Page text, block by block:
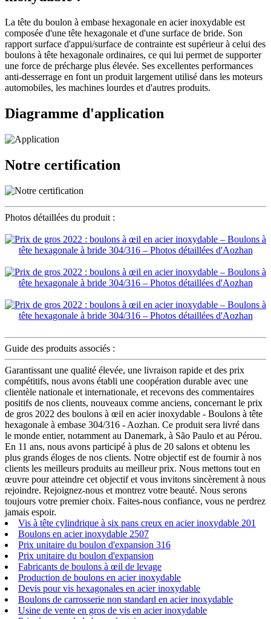
La tête du boulon à embase hexagonale en acier inoxydable est
composée d'une tête hexagonale et d'une surface de bride. Son
rapport surface d'appui/surface de contrainte est supérieur à celui des
boulons à tête hexagonale ordinaires, ce qui lui permet de supporter
une force de précharge plus élevée. Ses excellentes performances
anti-desserrage en font un produit largement utilisé dans les moteurs
automobiles, les machines lourdes et d'autres produits.
Diagramme d'application
Notre certification
Photos détaillées du produit :
Guide des produits associés :
Garantissant une qualité élevée, une livraison rapide et des prix
compétitifs, nous avons établi une coopération durable avec une
clientèle nationale et internationale, et recevons des commentaires
positifs de nos clients, nouveaux comme anciens, concernant le prix
de gros 2022 des boulons à œil en acier inoxydable - Boulons à tête
hexagonale à embase 304/316 - Aozhan. Ce produit sera livré dans
le monde entier, notamment au Danemark, à São Paulo et au Pérou.
En 11 ans, nous avons participé à plus de 20 salons et obtenu les
plus grands éloges de nos clients. Notre objectif est de fournir à nos
clients les meilleurs produits au meilleur prix. Nous mettons tout en
œuvre pour atteindre cet objectif et vous invitons sincèrement à nous
rejoindre. Rejoignez-nous et montrez votre beauté. Nous serons
toujours votre premier choix. Faites-nous confiance, vous ne perdrez
jamais espoir.
Vis à tête cylindrique à six pans creux en acier inoxydable 201
Boulons en acier inoxydable 2507
Prix unitaire du boulon d'expansion 316
Prix unitaire du boulon d'expansion
Fabricants de boulons à œil de levage
Production de boulons en acier inoxydable
Devis pour vis hexagonales en acier inoxydable
Boulons de carrosserie non standard en acier inoxydable
Usine de vente en gros de vis en acier inoxydable